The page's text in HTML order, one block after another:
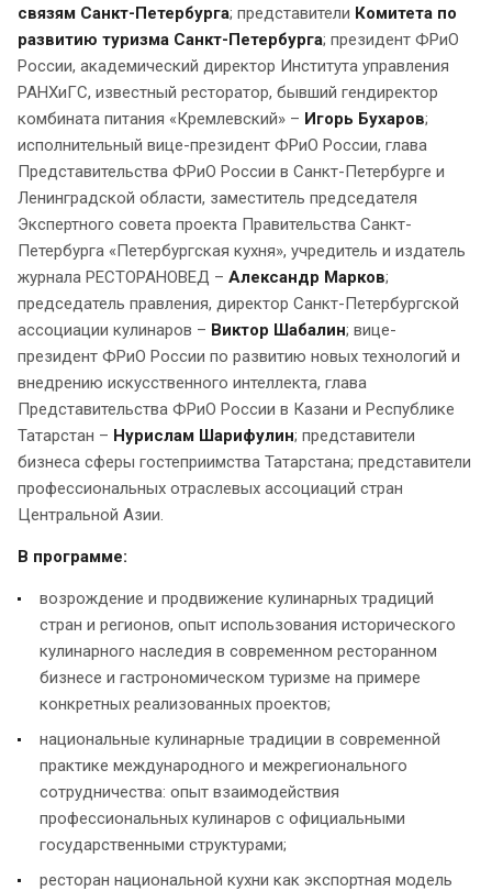
связям Санкт-Петербурга; представители Комитета по
развитию туризма Санкт-Петербурга; президент ФРиО
России, академический директор Института управления
РАНХиГС, известный ресторатор, бывший гендиректор
комбината питания «Кремлевский» – Игорь Бухаров;
исполнительный вице-президент ФРиО России, глава
Представительства ФРиО России в Санкт-Петербурге и
Ленинградской области, заместитель председателя
Экспертного совета проекта Правительства Санкт-
Петербурга «Петербургская кухня», учредитель и издатель
журнала РЕСТОРАНОВЕД – Александр Марков;
председатель правления, директор Санкт-Петербургской
ассоциации кулинаров – Виктор Шабалин; вице-
президент ФРиО России по развитию новых технологий и
внедрению искусственного интеллекта, глава
Представительства ФРиО России в Казани и Республике
Татарстан – Нурислам Шарифулин; представители
бизнеса сферы гостеприимства Татарстана; представители
профессиональных отраслевых ассоциаций стран
Центральной Азии.
В программе:
возрождение и продвижение кулинарных традиций
стран и регионов, опыт использования исторического
кулинарного наследия в современном ресторанном
бизнесе и гастрономическом туризме на примере
конкретных реализованных проектов;
национальные кулинарные традиции в современной
практике международного и межрегионального
сотрудничества: опыт взаимодействия
профессиональных кулинаров с официальными
государственными структурами;
ресторан национальной кухни как экспортная модель